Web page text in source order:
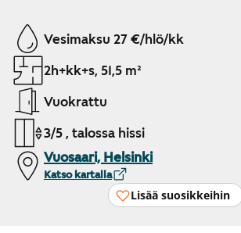
Näytetään dia 1 / 11
Vesimaksu 27 €/hlö/kk
2h+kk+s, 51,5 m²
Vuokrattu
3/5 , talossa hissi
Vuosaari, Helsinki
Katso kartalla
Lisää suosikkeihin